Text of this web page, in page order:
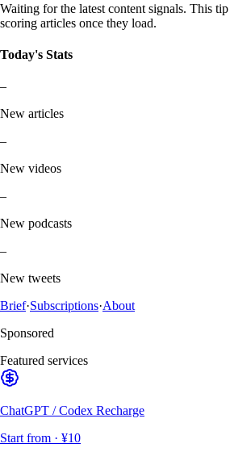
Waiting for the latest content signals. This
scoring articles once they load.
Today's Stats
–
New articles
–
New videos
–
New podcasts
–
New tweets
Brief·Subscriptions·About
Sponsored
Featured services
ChatGPT / Codex Recharge
Start from · ¥10